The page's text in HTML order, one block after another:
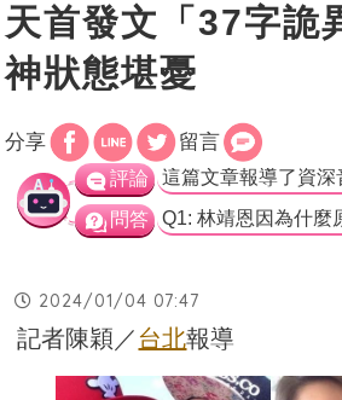
天首發文「37字詭
神狀態堪憂
分享 留言
評論
問答
2024/01/04 07:47
記者陳穎／台北報導